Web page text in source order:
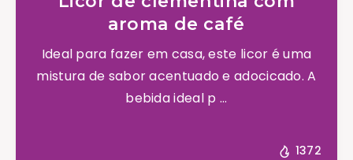
aroma de café
Ideal para fazer em casa, este licor é uma
mistura de sabor acentuado e adocicado. A
bebida ideal p ...
1372